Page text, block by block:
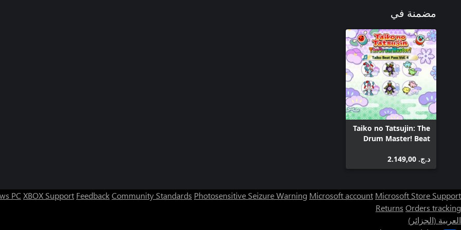
مضمنة في
Taiko no Tatsujin: The
Drum Master! Beat
د.ج.‏ 2.149,00
PC XBOX Support FeedbackCommunity Standards Photosensitive Seizure Warning Microsoft account Microsoft Store Support
Returns Orders tracking
العربية (الجزائر)